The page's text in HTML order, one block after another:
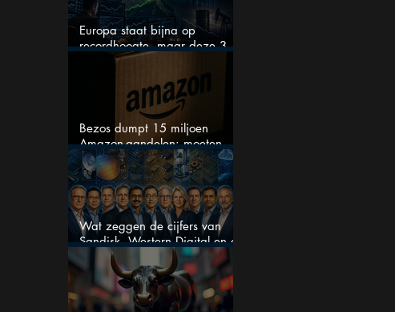
Europa staat bijna op
recordhoogte, maar deze 3
sectoren vallen nu op
Bezos dumpt 15 miljoen
Amazon-aandelen: moeten
beleggers zich zorgen maken?
Wat zeggen de cijfers van
Sandisk, Western Digital en de
AI-Infrastructuur aandelen mij
werkelijk